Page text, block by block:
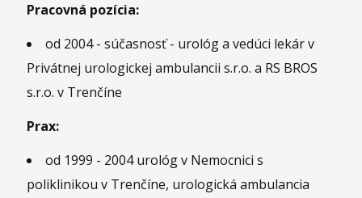
Pracovná pozícia:
od 2004 - súčasnosť - urológ a vedúci lekár v
Privátnej urologickej ambulancii s.r.o. a RS BROS
s.r.o. v Trenčíne
Prax:
od 1999 - 2004 urológ v Nemocnici s
poliklinikou v Trenčíne, urologická ambulancia